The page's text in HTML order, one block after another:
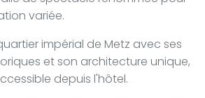
variée.
impérial de Metz avec ses
et son architecture unique,
depuis l'hôtel.